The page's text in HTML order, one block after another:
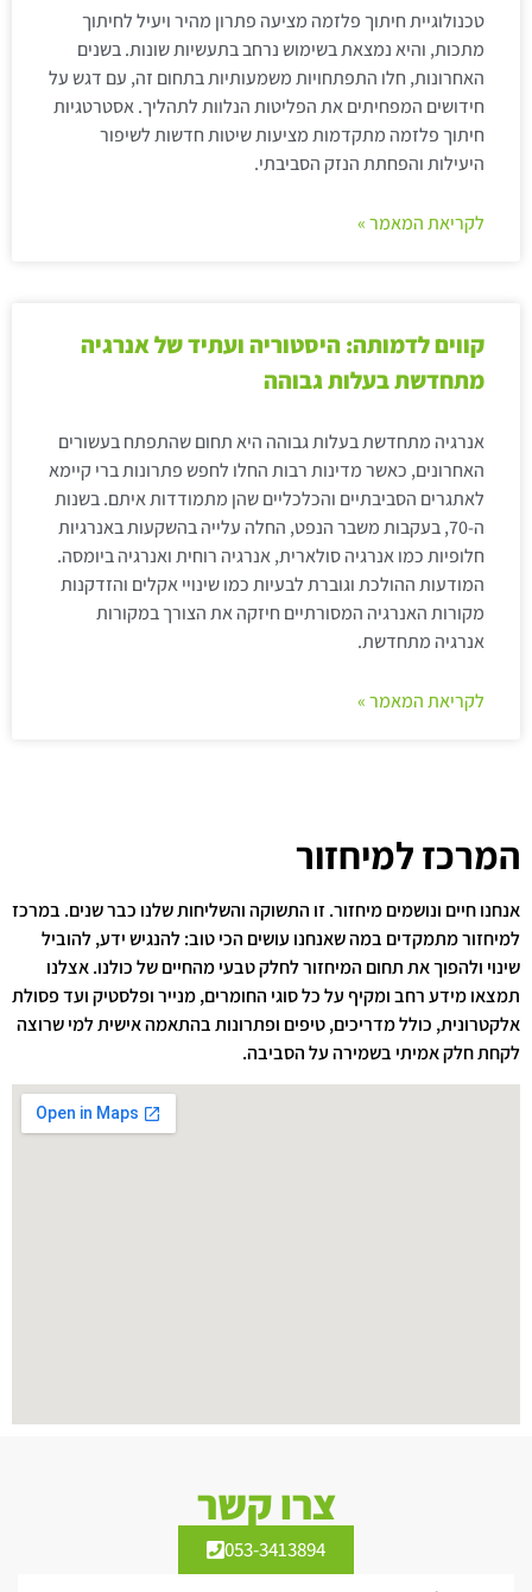
טכנולוגיית חיתוך פלזמה מציעה פתרון מהיר ויעיל לחיתוך
מתכות, והיא נמצאת בשימוש נרחב בתעשיות שונות. בשנים
האחרונות, חלו התפתחויות משמעותיות בתחום זה, עם דגש על
חידושים המפחיתים את הפליטות הנלוות לתהליך. אסטרטגיות
חיתוך פלזמה מתקדמות מציעות שיטות חדשות לשיפור
היעילות והפחתת הנזק הסביבתי.
לקריאת המאמר »
קווים לדמותה: היסטוריה ועתיד של אנרגיה
מתחדשת בעלות גבוהה
אנרגיה מתחדשת בעלות גבוהה היא תחום שהתפתח בעשורים
האחרונים, כאשר מדינות רבות החלו לחפש פתרונות ברי קיימא
לאתגרים הסביבתיים והכלכליים שהן מתמודדות איתם. בשנות
ה-70, בעקבות משבר הנפט, החלה עלייה בהשקעות באנרגיות
חלופיות כמו אנרגיה סולארית, אנרגיה רוחית ואנרגיה ביומסה.
המודעות ההולכת וגוברת לבעיות כמו שינויי אקלים והזדקנות
מקורות האנרגיה המסורתיים חיזקה את הצורך במקורות
אנרגיה מתחדשת.
לקריאת המאמר »
המרכז למיחזור
אנחנו חיים ונושמים מיחזור. זו התשוקה והשליחות שלנו כבר שנים. במרכז
למיחזור מתמקדים במה שאנחנו עושים הכי טוב: להנגיש ידע, להוביל
שינוי ולהפוך את תחום המיחזור לחלק טבעי מהחיים של כולנו. אצלנו
תמצאו מידע רחב ומקיף על כל סוגי החומרים, מנייר ופלסטיק ועד פסולת
אלקטרונית, כולל מדריכים, טיפים ופתרונות בהתאמה אישית למי שרוצה
לקחת חלק אמיתי בשמירה על הסביבה.
צרו קשר
053-3413894